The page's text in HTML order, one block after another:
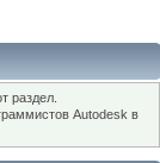
раздел.
Autodesk в